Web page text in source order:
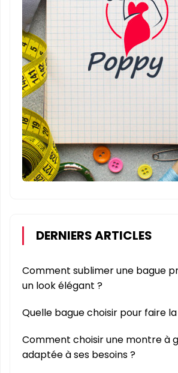
DERNIERS ARTICLES
Comment sublimer une bague
un look élégant ?
Quelle bague choisir pour faire
Comment choisir une montre à
adaptée à ses besoins ?